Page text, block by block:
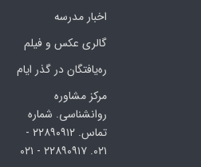
اخبار مدرسه
گالری عکس و فیلم
ره‌یافتگان در گذر ایام
مرکز مشاوره
روانشناسی. شماره
تماس. ۲۲۸۹۰۹۱۲ -
۰۲۱. ۲۲۸۹۰۹۱۷ - ۰۲۱